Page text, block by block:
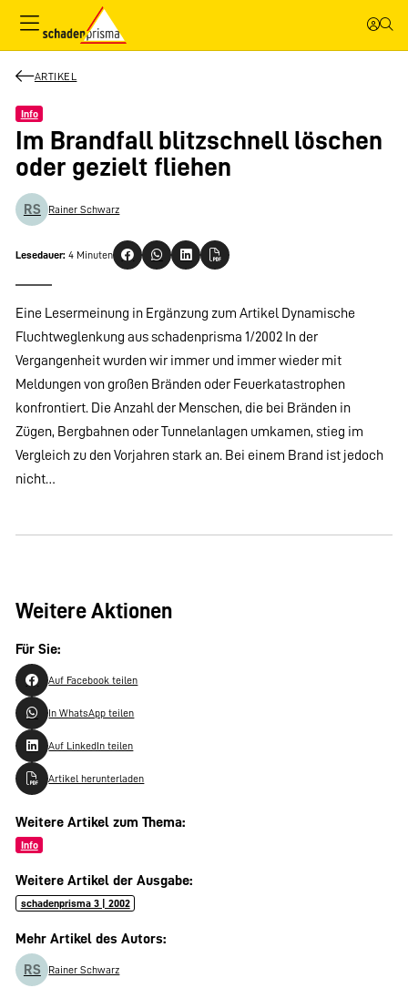
ARTIKEL
Info
Im Brandfall blitzschnell löschen
oder gezielt fliehen
RS Rainer Schwarz
Lesedauer: 4 Minuten
Eine Lesermeinung in Ergänzung zum Artikel Dynamische
Fluchtweglenkung aus schadenprisma 1/2002 In der
Vergangenheit wurden wir immer und immer wieder mit
Meldungen von großen Bränden oder Feuerkatastrophen
konfrontiert. Die Anzahl der Menschen, die bei Bränden in
Zügen, Bergbahnen oder Tunnelanlagen umkamen, stieg im
Vergleich zu den Vorjahren stark an. Bei einem Brand ist jedoch
nicht…
Weitere Aktionen
Für Sie:
Auf Facebook teilen
In WhatsApp teilen
Auf LinkedIn teilen
Artikel herunterladen
Weitere Artikel zum Thema:
Info
Weitere Artikel der Ausgabe:
schadenprisma 3 | 2002
Mehr Artikel des Autors:
RS Rainer Schwarz